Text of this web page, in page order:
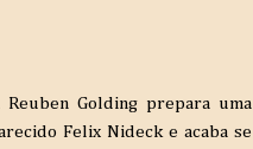
Golding prepara uma
Felix Nideck e acaba se